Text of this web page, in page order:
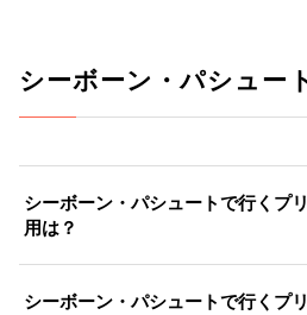
シーボーン・パシュー
シーボーン・パシュートで行くプ
用は？
シーボーン・パシュートで行くプ